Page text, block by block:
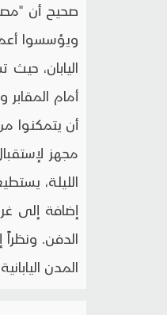
صحيح أن
ويؤسسوا
أمام
أن يتمكنوا
الليلة،
إضافة إلى
الدفن.
المدن